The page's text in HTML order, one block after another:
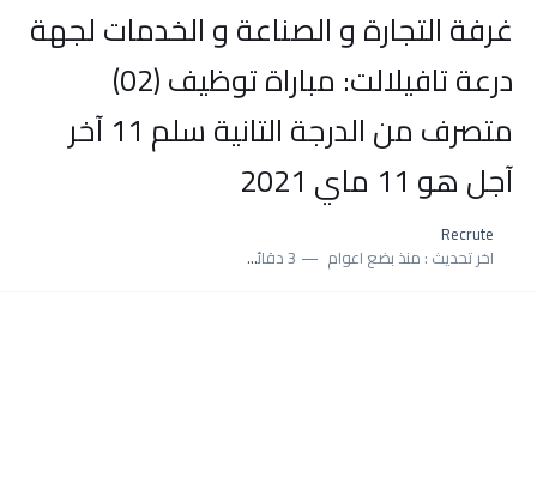
غرفة التجارة و الصناعة و الخدمات لجهة
درعة تافيلالت: مباراة توظيف (02)
متصرف من الدرجة التانية سلم 11 آخر
آجل هو 11 ماي 2021
Recrute
اخر تحديث : منذ بضع اعوام 3 دقائق للقراءة